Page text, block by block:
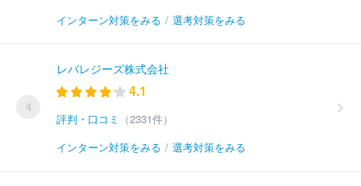
インターン対策をみる / 選考対策をみる
4
レバレジーズ株式会社
4.1
評判・口コミ
（2331件）
インターン対策をみる / 選考対策をみる